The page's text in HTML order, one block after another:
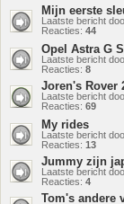
Mijn eerste
Laatste bericht
Reacties: 44
Opel Astra G
Laatste bericht
Reacties: 8
Joren's Rover
Laatste bericht
Reacties: 69
My rides
Laatste bericht
Reacties: 13
Jummy zijn
Laatste bericht
Reacties: 4
Tom's andere